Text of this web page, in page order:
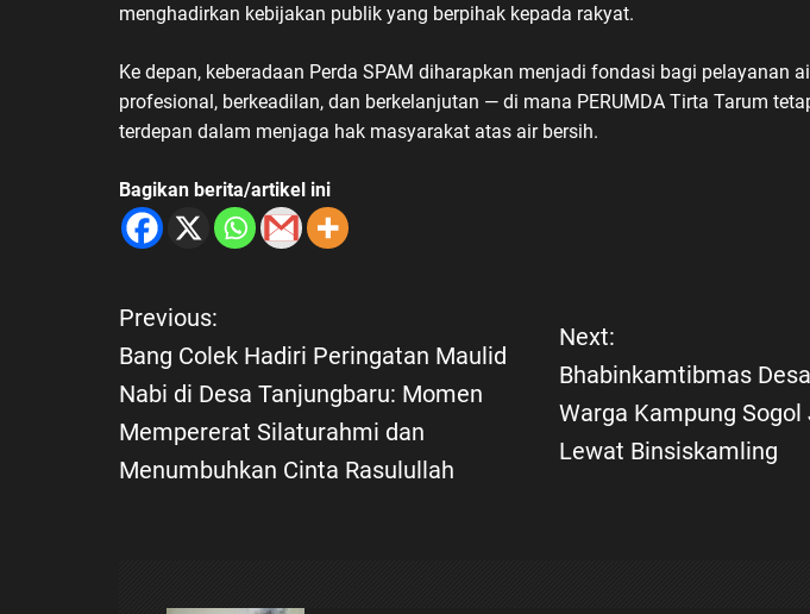
menghadirkan kebijakan publik yang berpihak kepada rakyat.
Ke depan, keberadaan Perda SPAM diharapkan menjadi fondasi bagi pelayanan
profesional, berkeadilan, dan berkelanjutan — di mana PERUMDA Tirta Tarum
terdepan dalam menjaga hak masyarakat atas air bersih.
Bagikan berita/artikel ini
N
a
v
Previous:
Bang Colek Hadiri Peringatan Maulid
Nabi di Desa Tanjungbaru: Momen
Mempererat Silaturahmi dan
Menumbuhkan Cinta Rasulullah
Next:
Bhabinkamtibmas
Warga Kampung
Lewat Binsiskamling